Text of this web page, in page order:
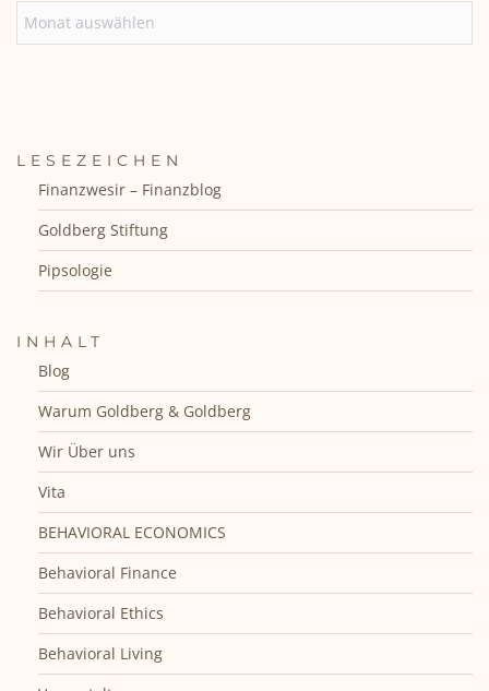
LESEZEICHEN
Finanzwesir – Finanzblog
Goldberg Stiftung
Pipsologie
INHALT
Blog
Warum Goldberg & Goldberg
Wir Über uns
Vita
BEHAVIORAL ECONOMICS
Behavioral Finance
Behavioral Ethics
Behavioral Living